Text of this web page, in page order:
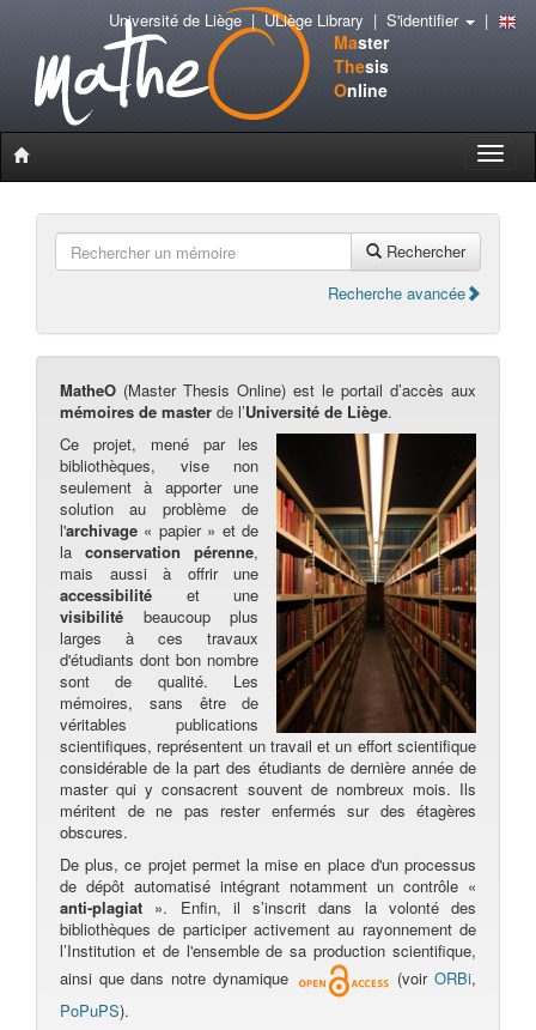
Master
Thesis
Online
Toggle
Université de Liège|ULiège Library | S'identifier |
Rechercher
Recherche avancée
MatheO (Master Thesis Online) est le portail d’accès aux
mémoires de master de l’Université de Liège.
Ce projet, mené par les
bibliothèques, vise non
seulement à apporter une
solution au problème de
l'archivage « papier » et de
laconservation pérenne,
mais aussi à offrir une
accessibilité et une
visibilité beaucoup plus
larges à ces travaux
d'étudiants dont bon nombre
sont de qualité. Les
mémoires, sans être de
véritables publications
scientifiques, représentent un travail et un effort scientifique
considérable de la part des étudiants de dernière année de
master qui y consacrent souvent de nombreux mois. Ils
méritent de ne pas rester enfermés sur des étagères
obscures.
De plus, ce projet permet la mise en place d'un processus
de dépôt automatisé intégrant notamment un contrôle «
anti-plagiat ». Enfin, il s’inscrit dans la volonté des
bibliothèques de participer activement au rayonnement de
l’Institution et de l'ensemble de sa production scientifique,
ainsi que dans notre dynamique
(voirORBi,
PoPuPS).